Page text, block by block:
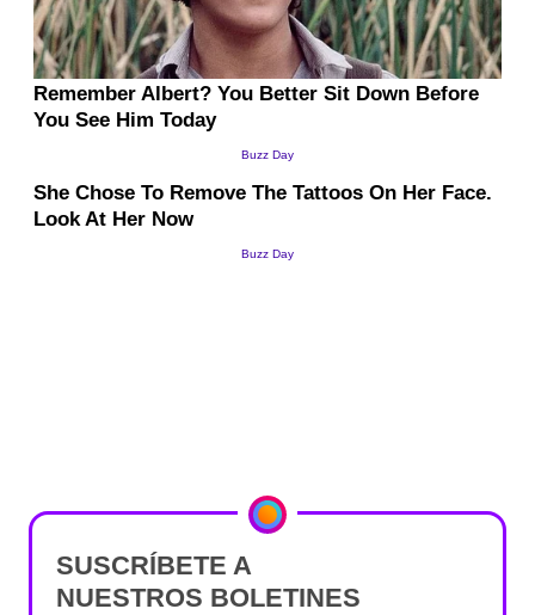
SUSCRÍBETE A
NUESTROS BOLETINES